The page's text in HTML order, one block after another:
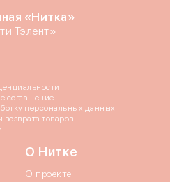
«Нитка»
Тэлент»
соглашение
персональных данных
товаров
О Нитке
О проекте
Войдите в
Яндекс ID
Введите свой номер